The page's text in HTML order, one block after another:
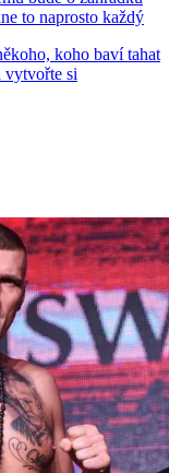
to naprosto každý
koho baví tahat
vytvořte si